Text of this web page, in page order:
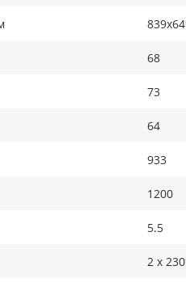
68
73
64
933
1200
5.5
2 x